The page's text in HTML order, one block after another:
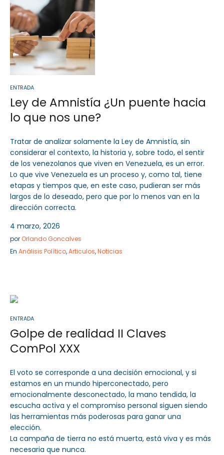
ENTRADA
Ley de Amnistía ¿Un puente hacia
lo que nos une?
Tratar de analizar solamente la Ley de Amnistía, sin
considerar el contexto, la historia y, sobre todo, el sentir
de los venezolanos que viven en Venezuela, es un error.
Lo que vive Venezuela es un proceso y, como tal, tiene
etapas y tiempos que, en este caso, pudieran ser más
largos de lo deseado, pero que por lo menos van en la
dirección correcta.
4 marzo, 2026
por Orlando Goncalves
En Análisis Político,Articulos,Noticias
ENTRADA
Golpe de realidad II Claves
ComPol XXX
El voto se corresponde a una decisión emocional, y si
estamos en un mundo hiperconectado, pero
emocionalmente desconectado, la mano tendida, la
escucha activa y el compromiso personal siguen siendo
las herramientas más poderosas para ganar una
elección.
La campaña de tierra no está muerta, está viva y es más
necesaria que nunca.